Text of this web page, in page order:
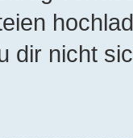
dir nicht